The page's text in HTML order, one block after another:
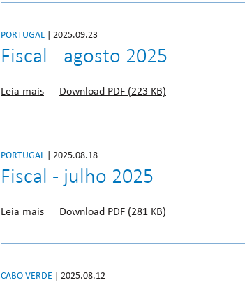
PORTUGAL | 2025.09.23
Fiscal - agosto 2025
Leia mais Download PDF (223 KB)
PORTUGAL | 2025.08.18
Fiscal - julho 2025
Leia mais Download PDF (281 KB)
CABO VERDE | 2025.08.12